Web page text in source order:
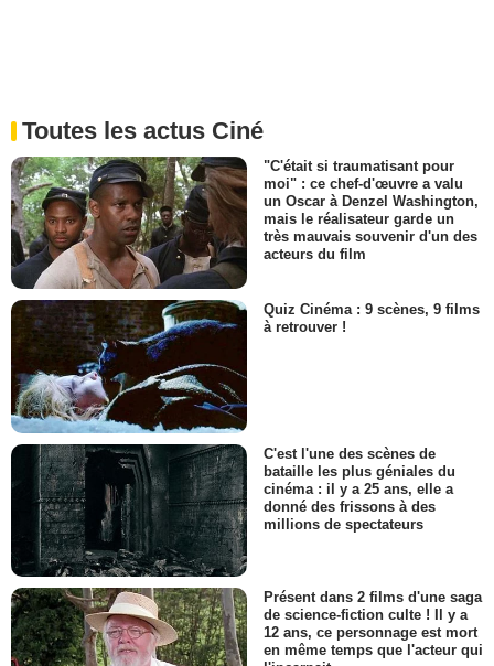
Toutes les actus Ciné
"C'était si traumatisant pour
moi" : ce chef-d'œuvre a valu
un Oscar à Denzel Washington,
mais le réalisateur garde un
très mauvais souvenir d'un des
acteurs du film
Quiz Cinéma : 9 scènes, 9 films
à retrouver !
C'est l'une des scènes de
bataille les plus géniales du
cinéma : il y a 25 ans, elle a
donné des frissons à des
millions de spectateurs
Présent dans 2 films d'une saga
de science-fiction culte ! Il y a
12 ans, ce personnage est mort
en même temps que l'acteur qui